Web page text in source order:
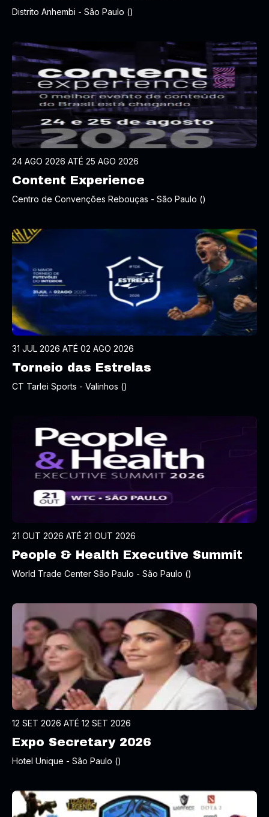
Distrito Anhembi - São Paulo ()
24 AGO 2026 ATÉ 25 AGO 2026
Content Experience
Centro de Convenções Rebouças - São Paulo ()
31 JUL 2026 ATÉ 02 AGO 2026
Torneio das Estrelas
CT Tarlei Sports - Valinhos ()
21 OUT 2026 ATÉ 21 OUT 2026
People & Health Executive Summit
World Trade Center São Paulo - São Paulo ()
12 SET 2026 ATÉ 12 SET 2026
Expo Secretary 2026
Hotel Unique - São Paulo ()